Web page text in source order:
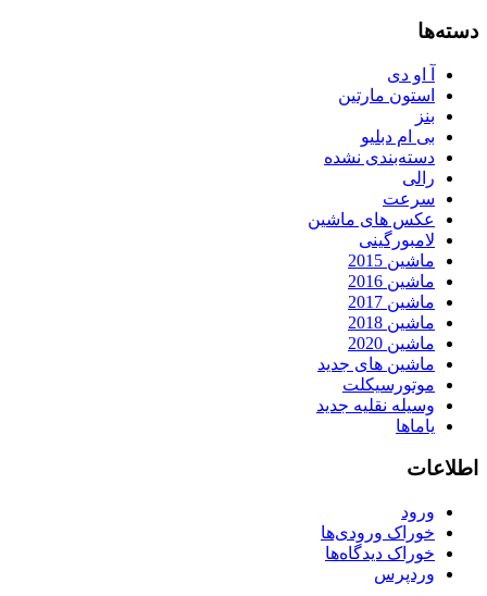
دسته‌ها
آ او دی
استون مارتین
بنز
بی ام دبلیو
دسته‌بندی نشده
رالی
سرعت
عکس های ماشین
لامبورگینی
ماشین 2015
ماشین 2016
ماشین 2017
ماشین 2018
ماشین 2020
ماشین های جدید
موتورسیکلت
وسیله نقلیه جدید
یاماها
اطلاعات
ورود
خوراک ورودی‌ها
خوراک دیدگاه‌ها
وردپرس